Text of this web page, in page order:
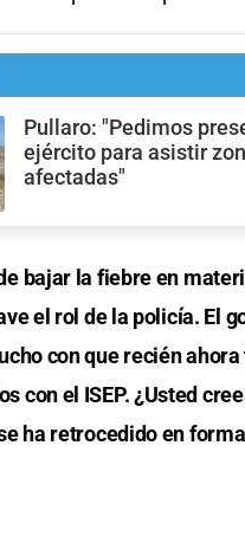
Pullaro: "Pedimos
ejército para asistir
afectadas"
bajar la fiebre en
el rol de la policía. El
con que recién
con el ISEP. ¿Usted
ha retrocedido en